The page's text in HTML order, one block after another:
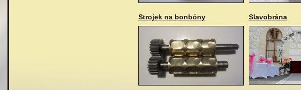
Strojek na bonbóny Slavobrána